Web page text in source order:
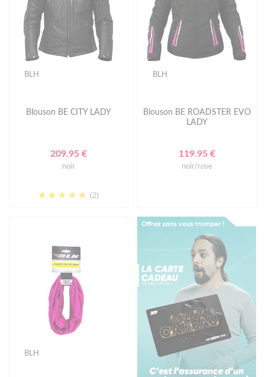
BLH
Blouson BE CITY LADY
209.95 €
noir
(2)
BLH
Blouson BE ROADSTER EVO
LADY
119.95 €
noir/rose
BLH